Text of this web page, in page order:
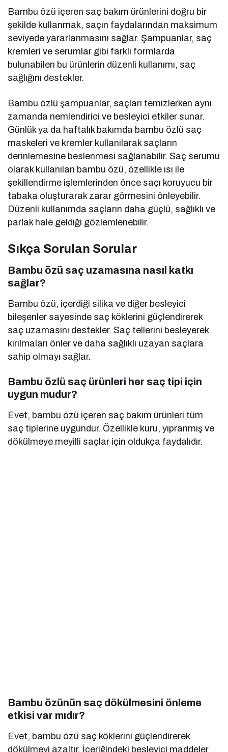
Bambu özü içeren saç bakım ürünlerini doğru bir
şekilde kullanmak, saçın faydalarından maksimum
seviyede yararlanmasını sağlar. Şampuanlar, saç
kremleri ve serumlar gibi farklı formlarda
bulunabilen bu ürünlerin düzenli kullanımı, saç
sağlığını destekler.
Bambu özlü şampuanlar, saçları temizlerken aynı
zamanda nemlendirici ve besleyici etkiler sunar.
Günlük ya da haftalık bakımda bambu özlü saç
maskeleri ve kremler kullanılarak saçların
derinlemesine beslenmesi sağlanabilir. Saç serumu
olarak kullanılan bambu özü, özellikle ısı ile
şekillendirme işlemlerinden önce saçı koruyucu bir
tabaka oluşturarak zarar görmesini önleyebilir.
Düzenli kullanımda saçların daha güçlü, sağlıklı ve
parlak hale geldiği gözlemlenebilir.
Sıkça Sorulan Sorular
Bambu özü saç uzamasına nasıl katkı
sağlar?
Bambu özü, içerdiği silika ve diğer besleyici
bileşenler sayesinde saç köklerini güçlendirerek
saç uzamasını destekler. Saç tellerini besleyerek
kırılmaları önler ve daha sağlıklı uzayan saçlara
sahip olmayı sağlar.
Bambu özlü saç ürünleri her saç tipi için
uygun mudur?
Evet, bambu özü içeren saç bakım ürünleri tüm
saç tiplerine uygundur. Özellikle kuru, yıpranmış ve
dökülmeye meyilli saçlar için oldukça faydalıdır.
Bambu özünün saç dökülmesini önleme
etkisi var mıdır?
Evet, bambu özü saç köklerini güçlendirerek
dökülmeyi azaltır. İçeriğindeki besleyici maddeler